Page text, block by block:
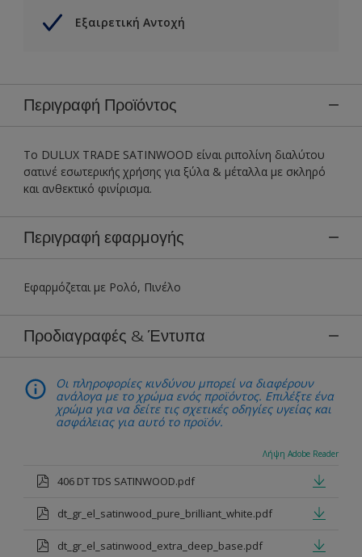
Εξαιρετική Αντοχή
Περιγραφή Προϊόντος
Το DULUX TRADE SATINWOOD είναι ριπολίνη διαλύτου
σατινέ εσωτερικής χρήσης για ξύλα & μέταλλα με σκληρό
και ανθεκτικό φινίρισμα.
Περιγραφή εφαρμογής
Εφαρμόζεται με Ρολό, Πινέλο
Προδιαγραφές & Έντυπα
Οι πληροφορίες κινδύνου μπορεί να διαφέρουν
ανάλογα με το χρώμα ενός προϊόντος. Επιλέξτε ένα
χρώμα για να δείτε τις σχετικές οδηγίες υγείας και
ασφάλειας για αυτό το προϊόν.
Λήψη Adobe Reader
406 DT TDS SATINWOOD.pdf
dt_gr_el_satinwood_pure_brilliant_white.pdf
dt_gr_el_satinwood_extra_deep_base.pdf